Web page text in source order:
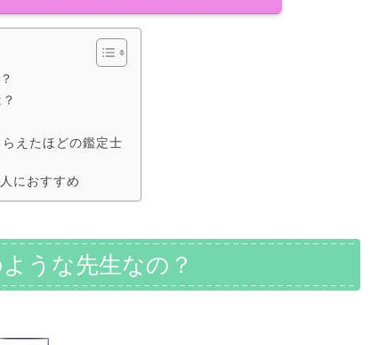
えたほどの鑑定士
におすすめ
うな先生なの？